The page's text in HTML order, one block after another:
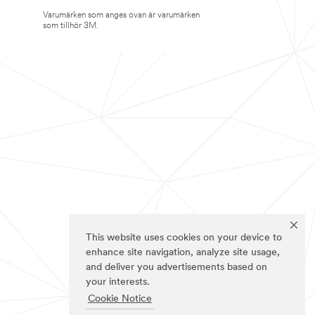
This website uses cookies on your device to
enhance site navigation, analyze site usage,
and deliver you advertisements based on
your interests.
Cookie Notice
Varumärken som anges ovan är varumärken
som tillhör 3M.